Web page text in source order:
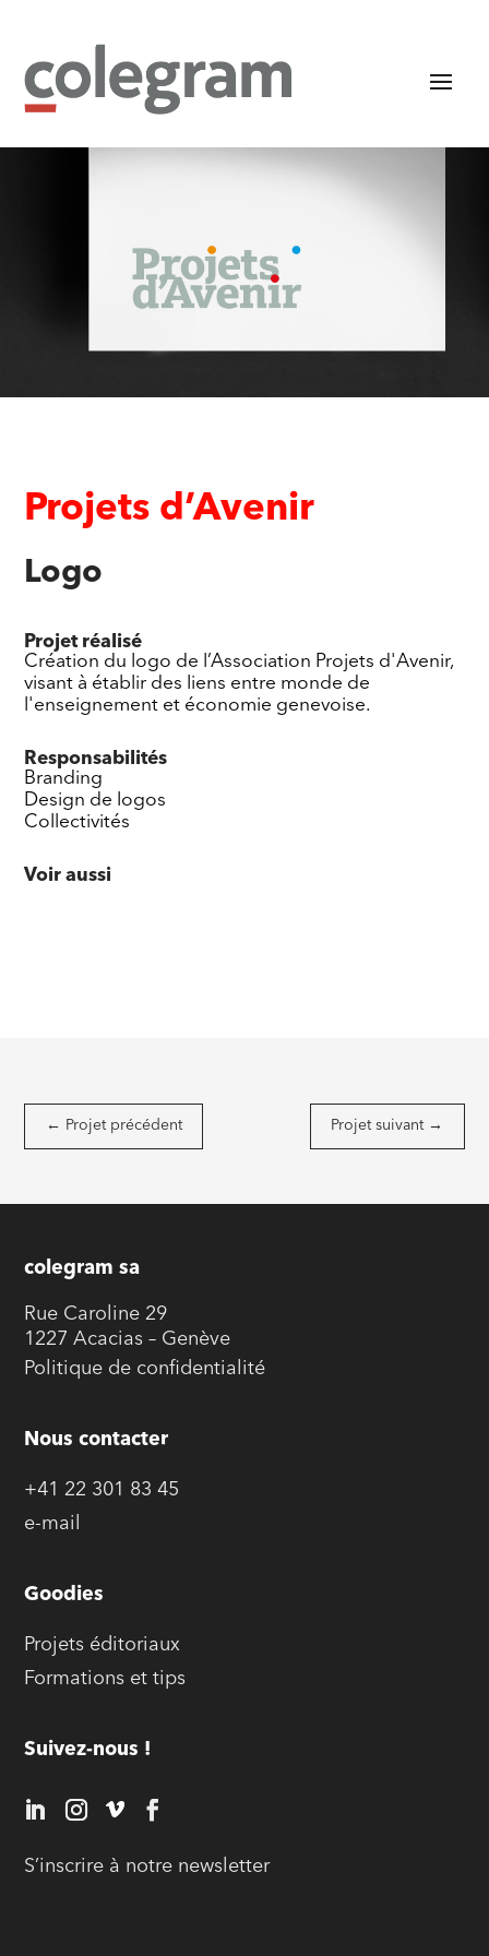
Projets d’Avenir
Logo
Projet réalisé
Création du logo de l’Association Projets d'Avenir,
visant à établir des liens entre monde de
l'enseignement et économie genevoise.
Responsabilités
Branding
Design de logos
Collectivités
Voir aussi
← Projet précédent Projet suivant→
colegram sa
Rue Caroline 29
1227 Acacias – Genève
Politique de confidentialité
Nous contacter
+41 22 301 83 45
e-mail
Goodies
Projets éditoriaux
Formations et tips
Suivez-nous !
S’inscrire à notre newsletter